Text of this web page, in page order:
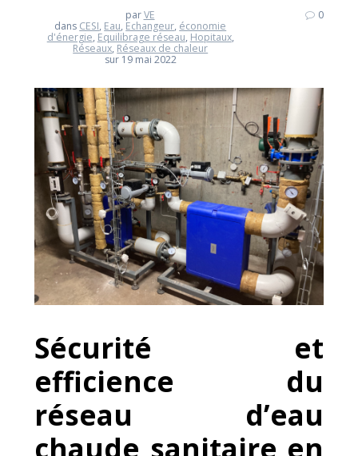
parVE
dans CESI, Eau, Echangeur, économie
d'énergie, Equilibrage réseau, Hopitaux,
Réseaux, Réseaux de chaleur
sur 19 mai 2022
0
Sécurité et
efficience du
réseau d’eau